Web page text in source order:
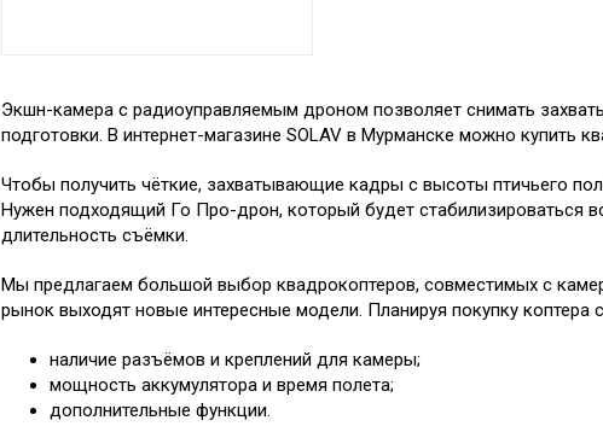
Экшн-камера с радиоуправляемым дроном позволяет снимать
подготовки. В интернет-магазине SOLAV в Мурманске можно купить
Чтобы получить чёткие, захватывающие кадры с высоты птичьего
Нужен подходящий Го Про-дрон, который будет стабилизироваться
длительность съёмки.
Мы предлагаем большой выбор квадрокоптеров, совместимых с
рынок выходят новые интересные модели. Планируя покупку коптера
наличие разъёмов и креплений для камеры;
мощность аккумулятора и время полета;
дополнительные функции.